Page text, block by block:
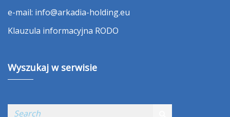
e-mail: info@arkadia-holding.eu
Klauzula informacyjna RODO
Wyszukaj w serwisie